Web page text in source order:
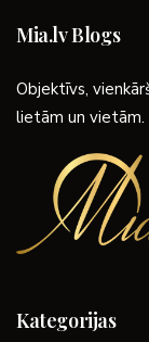
Mia.lv Blogs
Objektīvs,
lietām un vietām.
Kategorijas